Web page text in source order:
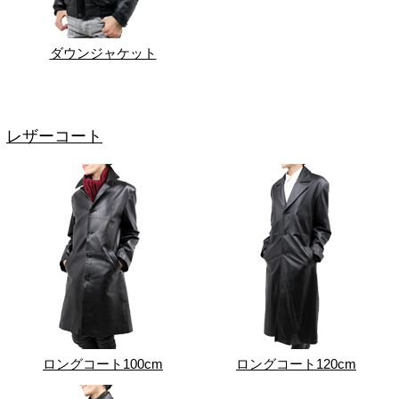
ダウンジャケット
レザーコート
ロングコート100cm ロングコート120cm